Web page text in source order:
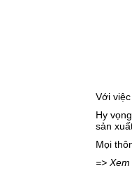
Với
Hy
sản
Mọi
=>